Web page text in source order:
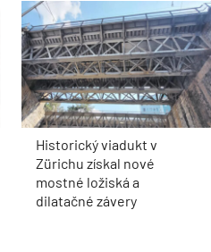
Historický viadukt v
Zürichu získal nové
mostné ložiská a
dilatačné závery